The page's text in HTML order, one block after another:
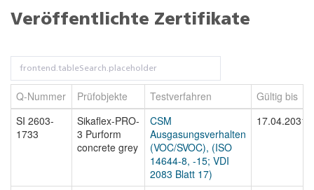
Veröffentlichte Zertifikate
Q-Nummer Prüfobjekte Testverfahren
Gültig bis
SI 2603-
1733
Sikaflex-PRO-
3 Purform
concrete grey
CSM
Ausgasungsverhalten
(VOC/SVOC), (ISO
14644-8, -15; VDI
2083 Blatt 17)
17.04.2031